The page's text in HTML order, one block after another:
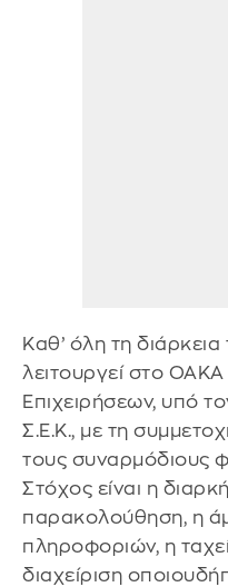
Καθ’ όλη τη
λειτουργεί στο ΟΑΚΑ
Επιχειρήσεων, υπό
Σ.Ε.Κ., με τη
τους συναρμόδιους
Στόχος είναι η
παρακολούθηση, η
πληροφοριών, η
διαχείριση